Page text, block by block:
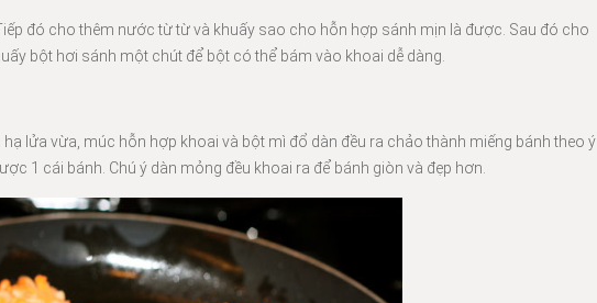
đó cho thêm nước từ từ và khuấy sao cho hỗn hợp sánh mịn là được. Sau đó cho
bột hơi sánh một chút để bột có thể bám vào khoai dễ dàng.
lửa vừa, múc hỗn hợp khoai và bột mì đổ dàn đều ra chảo thành miếng bánh theo ý
1 cái bánh. Chú ý dàn mỏng đều khoai ra để bánh giòn và đẹp hơn.